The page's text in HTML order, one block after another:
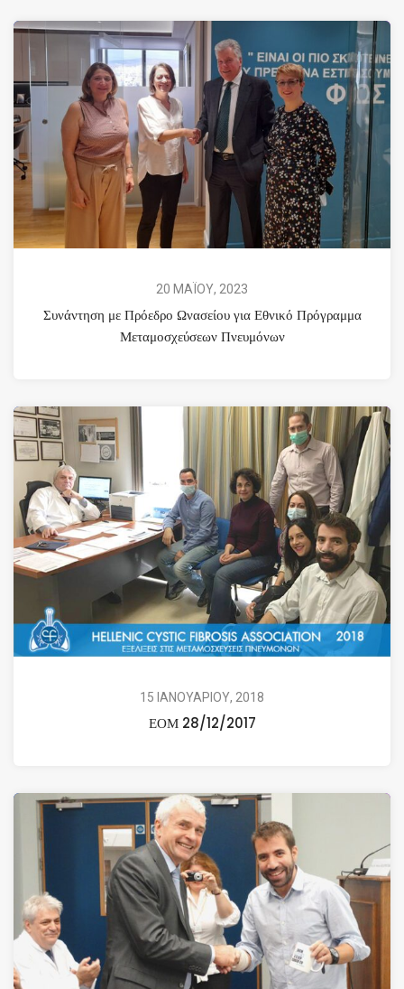
20 ΜΑΪΟΥ, 2023
Συνάντηση με Πρόεδρο Ωνασείου για Εθνικό Πρόγραμμα
Μεταμοσχεύσεων Πνευμόνων
15 ΙΑΝΟΥΑΡΙΟΥ, 2018
ΕΟΜ 28/12/2017